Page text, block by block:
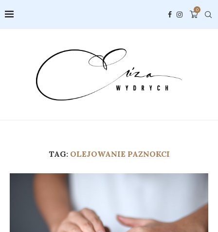
0
TAG: OLEJOWANIE PAZNOKCI